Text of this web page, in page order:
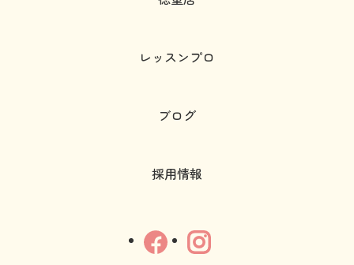
レッスンプロ
ブログ
採用情報